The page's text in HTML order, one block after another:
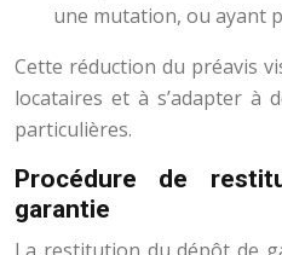
une mutation, ou ayant
Cette réduction du préavis
locataires et à s’adapter à
particulières.
Procédure de
garantie